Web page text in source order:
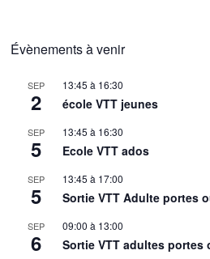
Évènements à venir
SEP
2
13:45 à 16:30
école VTT jeunes
SEP
5
13:45 à 16:30
Ecole VTT ados
SEP
5
13:45 à 17:00
Sortie VTT Adulte portes
SEP
6
09:00 à 13:00
Sortie VTT adultes portes